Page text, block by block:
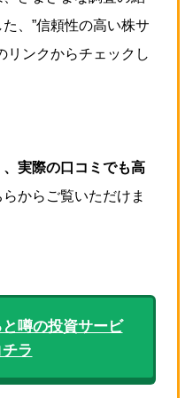
、”信頼性の高い株サ
リンクからチェックし
実際の口コミでも高
らからご覧いただけま
と噂の投資サービ
ラ